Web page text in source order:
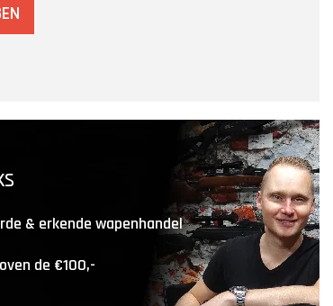
& erkende wapenhandel
de €100,-